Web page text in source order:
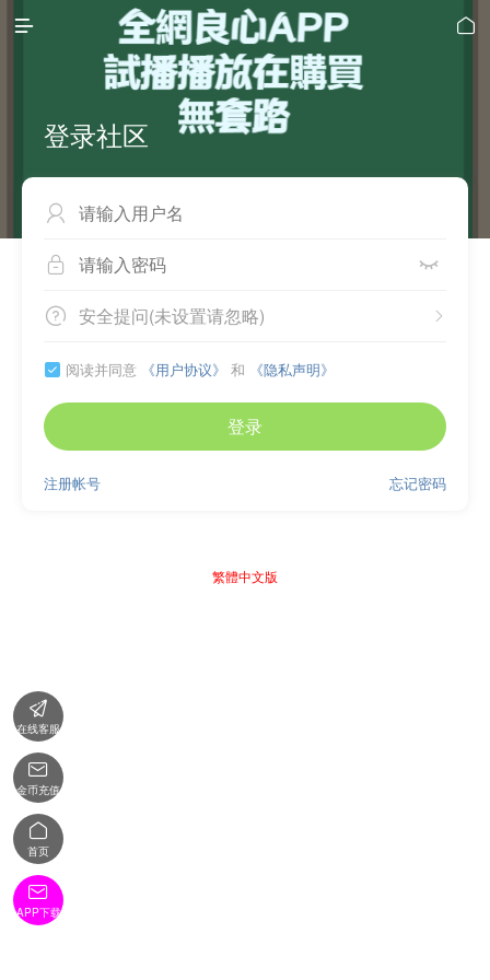
 
登录社区

 
 
安全提问(未设置请忽略)
 阅读并同意 《用户协议》 和 《隐私声明》
登录
忘记密码
注册帐号
繁體中文版

在线客服

金币充值

首页

APP下载